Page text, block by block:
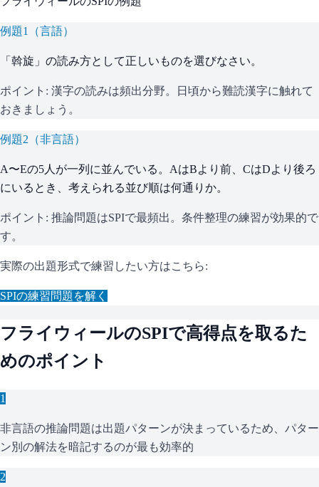
例題1 （言語）
「斡旋」の読み方として正しいものを選びなさい。
ポイント: 漢字の読みは頻出分野。日頃から難読漢字に触れて
おきましょう。
例題2 （非言語）
A〜Eの5人が一列に並んでいる。AはBより前、CはDより後ろ
にいるとき、考えられる並び順は何通りか。
ポイント: 推論問題はSPIで最頻出。条件整理の練習が効果的で
す。
実際の出題形式で練習したい方はこちら:
SPIの練習問題を解く
フライウィールのSPIで高得点を取るた
めのポイント
1
非言語の推論問題は出題パターンが決まっているため、パター
ン別の解法を暗記するのが最も効率的
2